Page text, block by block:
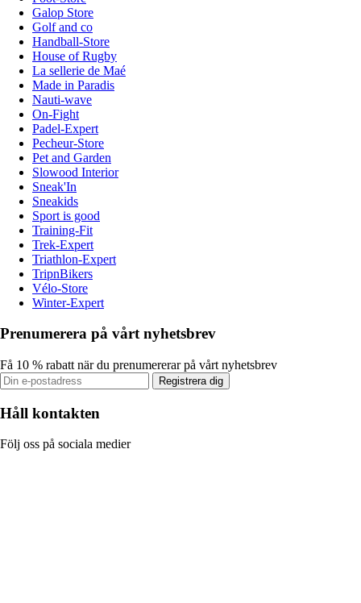
Galop Store
Golf and co
Handball-Store
House of Rugby
La sellerie de Maé
Made in Paradis
Nauti-wave
On-Fight
Padel-Expert
Pecheur-Store
Pet and Garden
Slowood Interior
Sneak'In
Sneakids
Sport is good
Training-Fit
Trek-Expert
Triathlon-Expert
TripnBikers
Vélo-Store
Winter-Expert
Prenumerera på vårt nyhetsbrev
Få 10 % rabatt när du prenumererar på vårt nyhetsbrev
Registrera dig
Håll kontakten
Följ oss på sociala medier